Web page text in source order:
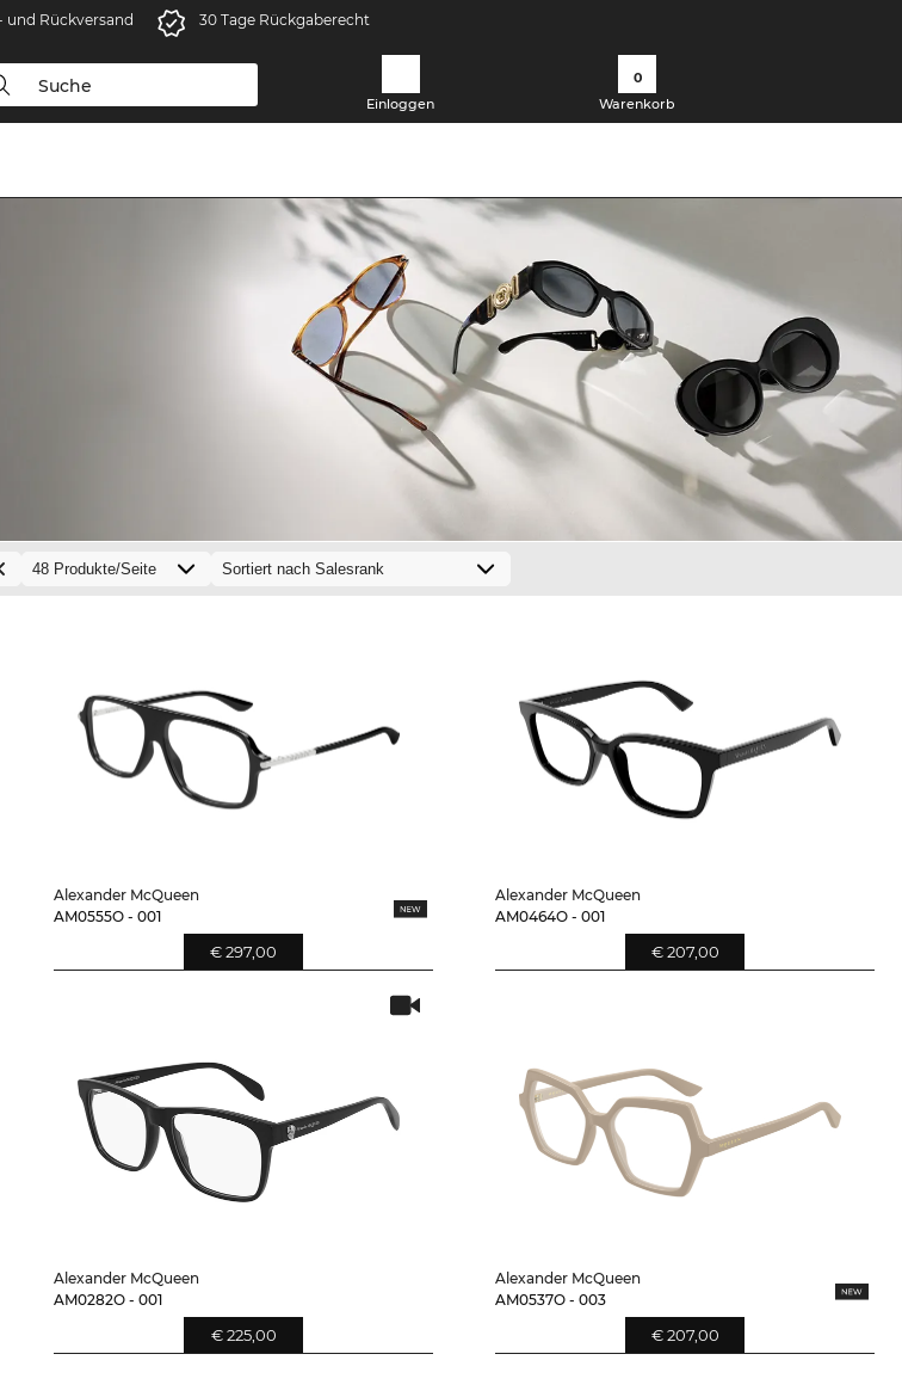
und Rückversand 30 Tage Rückgaberecht
Einloggen
0
Warenkorb
Alexander McQueen
AM0555O - 001
€ 297,00
Alexander McQueen
AM0464O - 001
€ 207,00
Alexander McQueen
AM0282O - 001
€ 225,00
Alexander McQueen
AM0537O - 003
€ 207,00